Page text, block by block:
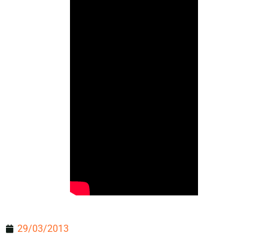
29/03/2013